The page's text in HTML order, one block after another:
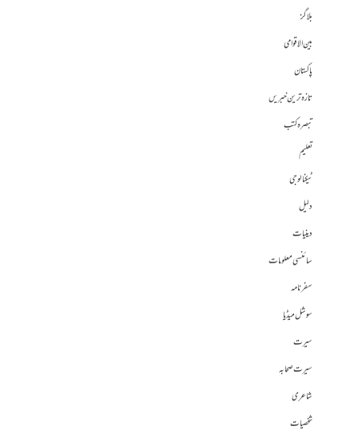
بلاگز
بین الاقوامی
پاکستان
تازہ ترین خبریں
تبصرہ کتب
تعلیم
ٹیکنالوجی
دلیل
دینیات
سائنسی معلومات
سفرنامہ
سوشل میڈیا
سیرت
سیرت صحابہ
شاعری
شخصیات